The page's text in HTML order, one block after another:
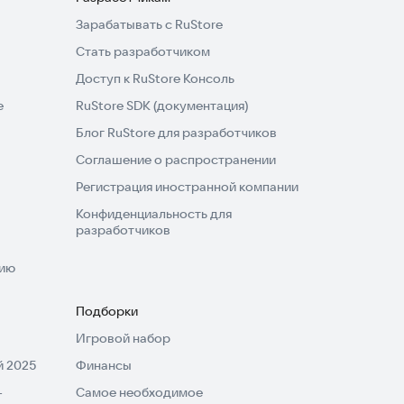
Зарабатывать с RuStore
Стать разработчиком
Доступ к RuStore Консоль
RuStore SDK (документация)
Блог RuStore для разработчиков
Соглашение о распространении
Регистрация иностранной компании
Конфиденциальность для
разработчиков
2025
Подборки
Игровой набор
Финансы
Самое необходимое